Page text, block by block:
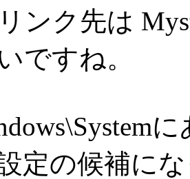
ンク先は
ですね。
定の候補に